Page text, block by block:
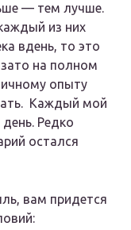
— тем лучше.
из них
вдень, то это
на полном
опыту
Каждый мой
Редко
остался
вам придется